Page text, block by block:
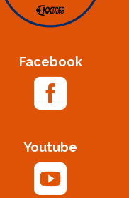
Facebook

Youtube
